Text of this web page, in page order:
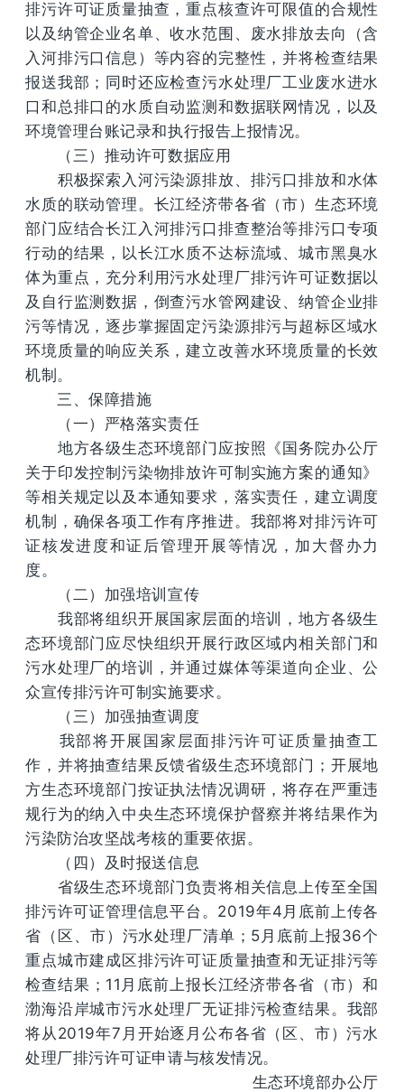
排污许可证质量抽查，重点核查许可限值的合规性
以及纳管企业名单、收水范围、废水排放去向（含
入河排污口信息）等内容的完整性，并将检查结果
报送我部；同时还应检查污水处理厂工业废水进水
口和总排口的水质自动监测和数据联网情况，以及
环境管理台账记录和执行报告上报情况。
（三）推动许可数据应用
积极探索入河污染源排放、排污口排放和水体
水质的联动管理。长江经济带各省（市）生态环境
部门应结合长江入河排污口排查整治等排污口专项
行动的结果，以长江水质不达标流域、城市黑臭水
体为重点，充分利用污水处理厂排污许可证数据以
及自行监测数据，倒查污水管网建设、纳管企业排
污等情况，逐步掌握固定污染源排污与超标区域水
环境质量的响应关系，建立改善水环境质量的长效
机制。
三、保障措施
（一）严格落实责任
地方各级生态环境部门应按照《国务院办公厅
关于印发控制污染物排放许可制实施方案的通知》
等相关规定以及本通知要求，落实责任，建立调度
机制，确保各项工作有序推进。我部将对排污许可
证核发进度和证后管理开展等情况，加大督办力
度。
（二）加强培训宣传
我部将组织开展国家层面的培训，地方各级生
态环境部门应尽快组织开展行政区域内相关部门和
污水处理厂的培训，并通过媒体等渠道向企业、公
众宣传排污许可制实施要求。
（三）加强抽查调度
我部将开展国家层面排污许可证质量抽查工
作，并将抽查结果反馈省级生态环境部门；开展地
方生态环境部门按证执法情况调研，将存在严重违
规行为的纳入中央生态环境保护督察并将结果作为
污染防治攻坚战考核的重要依据。
（四）及时报送信息
省级生态环境部门负责将相关信息上传至全国
排污许可证管理信息平台。2019年4月底前上传各
省（区、市）污水处理厂清单；5月底前上报36个
重点城市建成区排污许可证质量抽查和无证排污等
检查结果；11月底前上报长江经济带各省（市）和
渤海沿岸城市污水处理厂无证排污检查结果。我部
将从2019年7月开始逐月公布各省（区、市）污水
处理厂排污许可证申请与核发情况。
生态环境部办公厅